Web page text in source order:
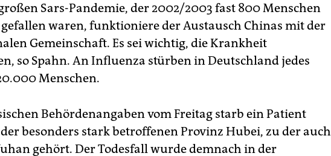
Sars-Pandemie, der 2002/2003 fast 800 Menschen
waren, funktioniere der Austausch Chinas mit der
Gemeinschaft. Es sei wichtig, die Krankheit
so Spahn. An Influenza stürben in Deutschland jedes
Menschen.
Behördenangaben vom Freitag starb ein Patient
besonders stark betroffenen Provinz Hubei, zu der auch
gehört. Der Todesfall wurde demnach in der